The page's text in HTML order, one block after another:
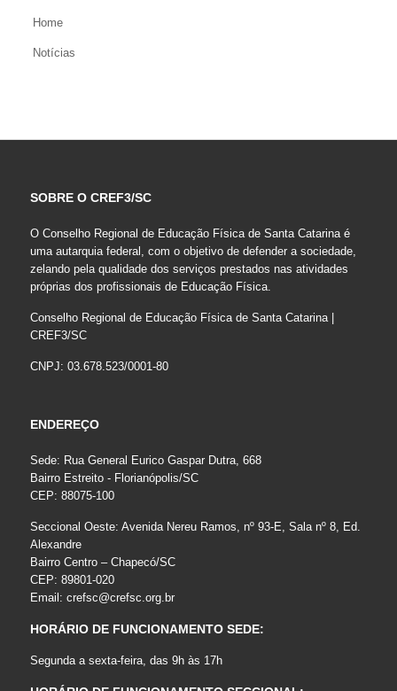
Home
Notícias
SOBRE O CREF3/SC
O Conselho Regional de Educação Física de Santa Catarina é
uma autarquia federal, com o objetivo de defender a sociedade,
zelando pela qualidade dos serviços prestados nas atividades
próprias dos profissionais de Educação Física.
Conselho Regional de Educação Física de Santa Catarina |
CREF3/SC
CNPJ: 03.678.523/0001-80
ENDEREÇO
Sede: Rua General Eurico Gaspar Dutra, 668
Bairro Estreito - Florianópolis/SC
CEP: 88075-100
Seccional Oeste: Avenida Nereu Ramos, nº 93-E, Sala nº 8, Ed.
Alexandre
Bairro Centro – Chapecó/SC
CEP: 89801-020
Email: crefsc@crefsc.org.br
HORÁRIO DE FUNCIONAMENTO SEDE:
Segunda a sexta-feira, das 9h às 17h